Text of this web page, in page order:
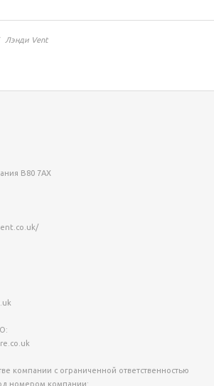
Лэнди Vent
B80 7AX
компании с ограниченной ответственностью
номером компании: